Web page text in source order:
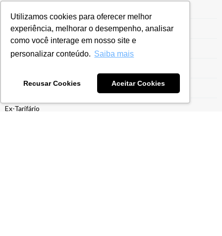
Utilizamos cookies para oferecer melhor
experiência, melhorar o desempenho, analisar
como você interage em nosso site e
personalizar conteúdo. Saiba mais
Recusar Cookies Aceitar Cookies
Entrega da ECF
Entrega ECF
Estrutura para Gestão do Drawback
Ex-Tarifário